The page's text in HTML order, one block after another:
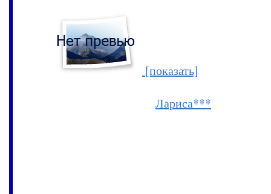
[показать]
Лариса***